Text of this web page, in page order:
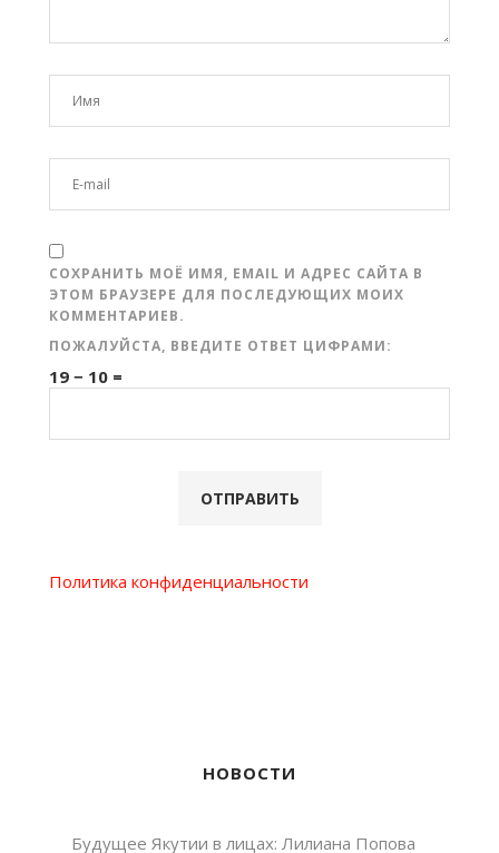
СОХРАНИТЬ МОЁ ИМЯ, EMAIL И АДРЕС САЙТА В
ЭТОМ БРАУЗЕРЕ ДЛЯ ПОСЛЕДУЮЩИХ МОИХ
КОММЕНТАРИЕВ.
ПОЖАЛУЙСТА, ВВЕДИТЕ ОТВЕТ ЦИФРАМИ:
19 − 10 =
Политика конфиденциальности
НОВОСТИ
Будущее Якутии в лицах: Лилиана Попова